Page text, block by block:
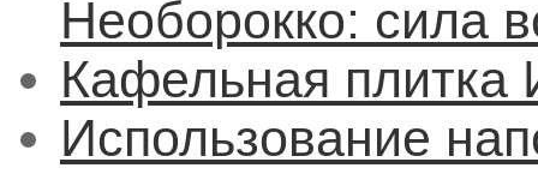
Необорокко: сила
Кафельная плитка
Использование